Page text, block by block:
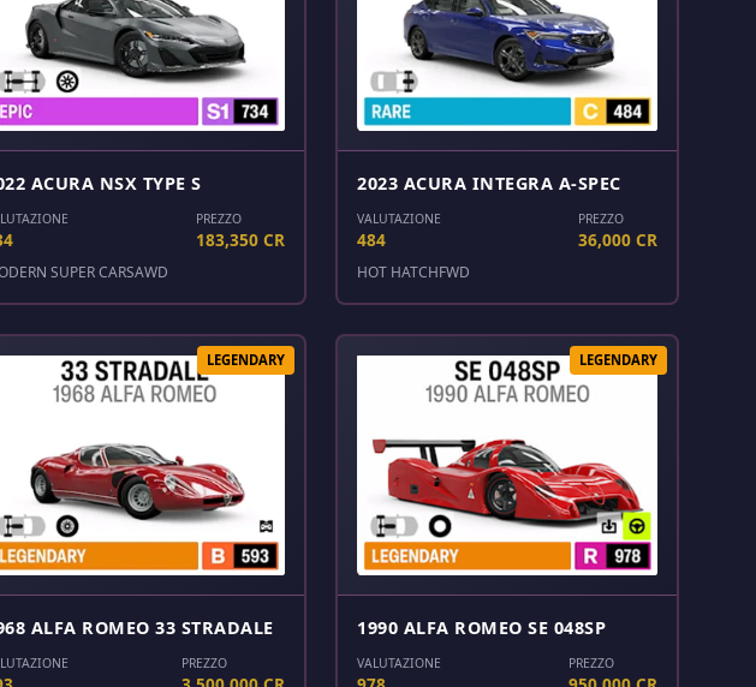
ACURA NSX TYPE S
PREZZO
183,350 CR
SUPER CARSAWD
2023 ACURA INTEGRA A-SPEC
VALUTAZIONE
484
PREZZO
36,000 CR
HOT HATCHFWD
LEGENDARY
ALFA ROMEO 33 STRADALE
PREZZO
LEGENDARY
1990 ALFA ROMEO SE 048SP
VALUTAZIONE PREZZO